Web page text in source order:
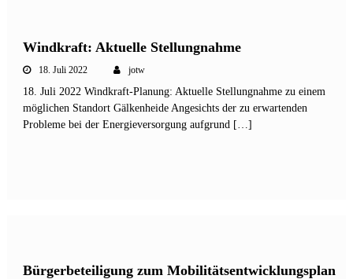
Windkraft: Aktuelle Stellungnahme
18. Juli 2022 jotw
18. Juli 2022 Windkraft-Planung: Aktuelle Stellungnahme zu einem
möglichen Standort Gälkenheide Angesichts der zu erwartenden
Probleme bei der Energieversorgung aufgrund […]
Bürgerbeteiligung zum Mobilitätsentwicklungsplan